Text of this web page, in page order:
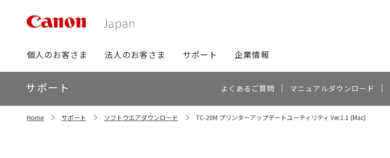
グ
ロ
ー
バ
ビ
個人のお客さま 法人のお客さま サポート 企業情報
ロ
ー
カ
ル
サポート よくあるご質問 マニュアルダウンロード
Home サポート ソフトウエアダウンロード TC-20M プリンターアップデートユーティリティ Ver.1.1 (Mac)